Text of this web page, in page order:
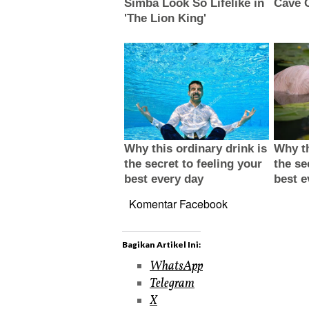
Komentar Facebook
Bagikan Artikel Ini:
WhatsApp
Telegram
X